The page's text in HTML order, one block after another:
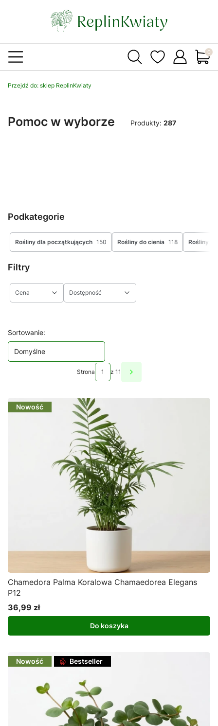
Przejdź do: sklep ReplinKwiaty
Pomoc w wyborze Produkty: 287
Podkategorie
Rośliny dla początkujących 150 Rośliny do cienia 118 Rośliny
Filtry
Cena Dostępność
Lista produktów
Sortowanie:
Domyślne
Strona z 11 Następne produkty
Nowość
Chamedora Palma Koralowa Chamaedorea Elegans
P12
Cena
36,99 zł
Do koszyka
Nowość Bestseller